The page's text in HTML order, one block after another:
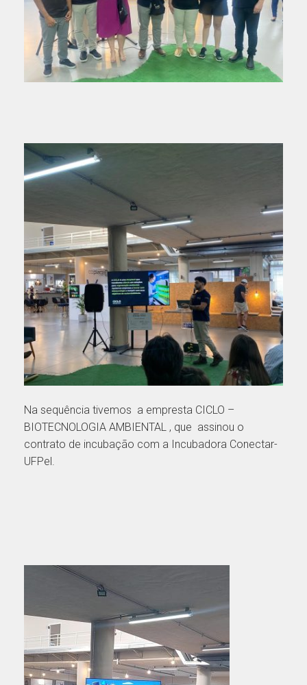
Na sequência tivemos a empresta CICLO –
BIOTECNOLOGIA AMBIENTAL , que assinou o
contrato de incubação com a Incubadora Conectar-
UFPel.